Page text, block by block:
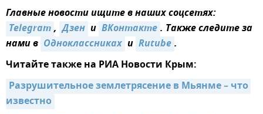
Главные новости ищите в наших соцсетях:
Telegram, Дзен и ВКонтакте. Также следите за
нами в Одноклассниках и Rutube.
Читайте также на РИА Новости Крым:
Разрушительное землетрясение в Мьянме – что
известно